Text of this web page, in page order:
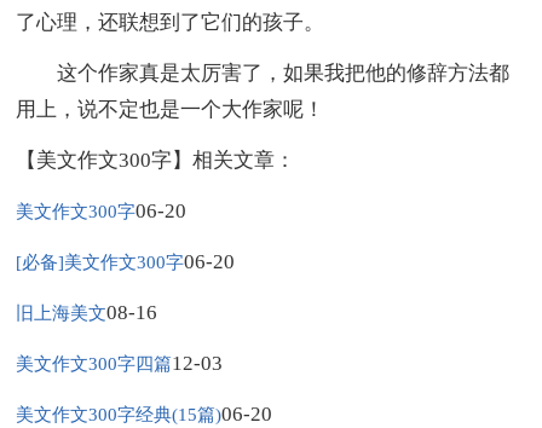
了心理，还联想到了它们的孩子。
这个作家真是太厉害了，如果我把他的修辞方法都
用上，说不定也是一个大作家呢！
【美文作文300字】相关文章：
美文作文300字06-20
[必备]美文作文300字06-20
旧上海美文08-16
美文作文300字四篇12-03
美文作文300字经典(15篇)06-20